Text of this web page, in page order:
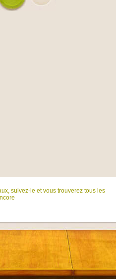
suivez-le et vous trouverez tous les